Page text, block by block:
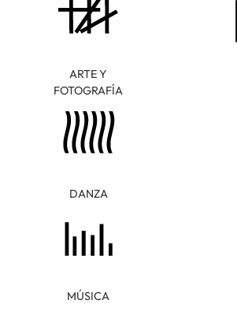
ARTE Y
FOTOGRAFÍA
DANZA
MÚSICA